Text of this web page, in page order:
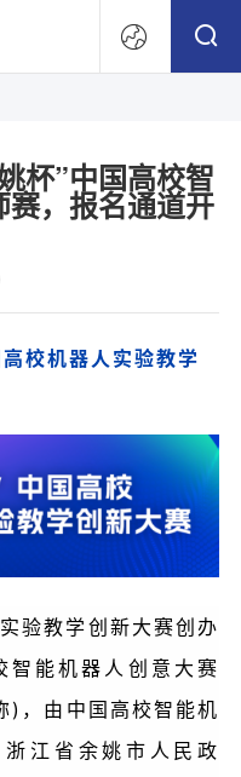
杯”中国高校智
，报名通道开
校机器人实验教学
验教学创新大赛创办
能机器人创意大赛
)，由中国高校智能机
江省余姚市人民政